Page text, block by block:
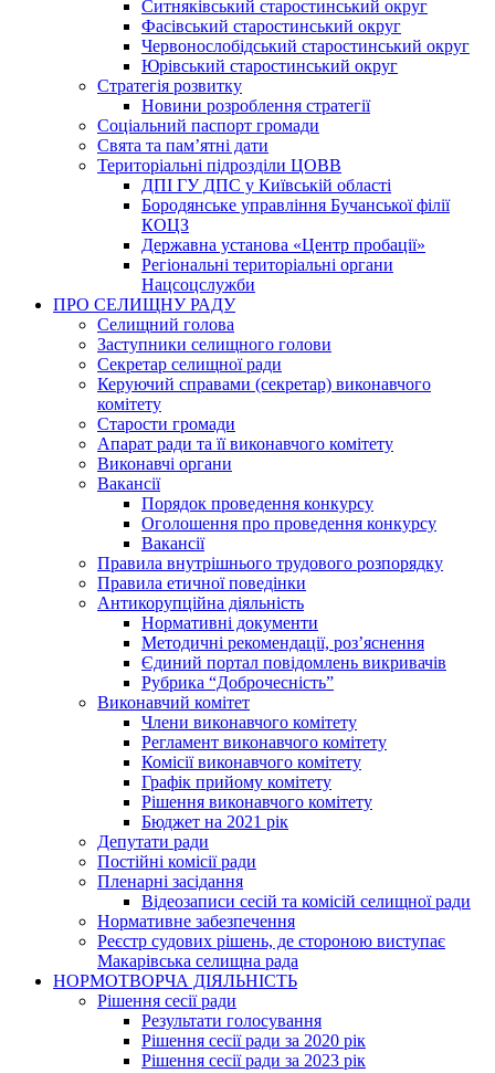
Ситняківський старостинський округ
Фасівський старостинський округ
Червонослобідський старостинський округ
Юрівський старостинський округ
Стратегія розвитку
Новини розроблення стратегії
Соціальний паспорт громади
Свята та пам’ятні дати
Територіальні підрозділи ЦОВВ
ДПІ ГУ ДПС у Київській області
Бородянське управління Бучанської філії
КОЦЗ
Державна установа «Центр пробації»
Регіональні територіальні органи
Нацсоцслужби
ПРО СЕЛИЩНУ РАДУ
Селищний голова
Заступники селищного голови
Секретар селищної ради
Керуючий справами (секретар) виконавчого
комітету
Старости громади
Апарат ради та її виконавчого комітету
Виконавчі органи
Вакансії
Порядок проведення конкурсу
Оголошення про проведення конкурсу
Вакансії
Правила внутрішнього трудового розпорядку
Правила етичної поведінки
Антикорупційна діяльність
Нормативні документи
Методичні рекомендації, роз’яснення
Єдиний портал повідомлень викривачів
Рубрика “Доброчесність”
Виконавчий комітет
Члени виконавчого комітету
Регламент виконавчого комітету
Комісії виконавчого комітету
Графік прийому комітету
Рішення виконавчого комітету
Бюджет на 2021 рік
Депутати ради
Постійні комісії ради
Пленарні засідання
Відеозаписи сесій та комісій селищної ради
Нормативне забезпечення
Реєстр судових рішень, де стороною виступає
Макарівська селищна рада
НОРМОТВОРЧА ДІЯЛЬНІСТЬ
Рішення сесії ради
Результати голосування
Рішення сесії ради за 2020 рік
Рішення сесії ради за 2023 рік